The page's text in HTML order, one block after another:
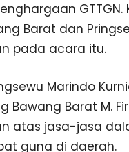
GTTGN.
Barat dan
pada acara itu.
Marindo
Bawang Barat M.
atas jasa-jasa
guna di daerah.